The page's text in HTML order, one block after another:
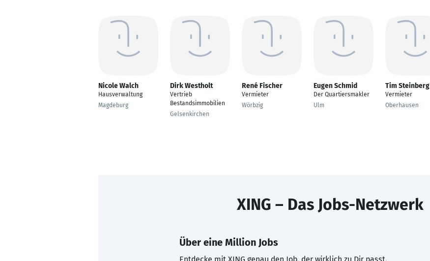
Nicole Walch
Hausverwaltung
Magdeburg
Dirk Westholt
Vertrieb
Bestandsimmobilien
Gelsenkirchen
René Fischer
Vermieter
Wörbzig
Eugen Schmid
Der Quartiersmakler
Ulm
Tim Steinberg
Vermieter
Oberhausen
XING – Das Jobs-Netzwerk
Über eine Million Jobs